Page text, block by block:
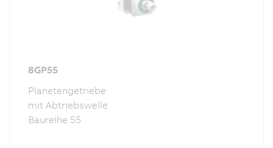
8GP55
Planetengetriebe
mit Abtriebswelle
Baureihe 55